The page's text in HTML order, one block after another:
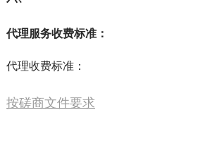
代理服务收费标准：
代理收费标准：
按磋商文件要求